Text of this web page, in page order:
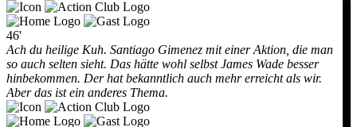
46'
Ach du heilige Kuh. Santiago Gimenez mit einer Aktion, die man
so auch selten sieht. Das hätte wohl selbst James Wade besser
hinbekommen. Der hat bekanntlich auch mehr erreicht als wir.
Aber das ist ein anderes Thema.